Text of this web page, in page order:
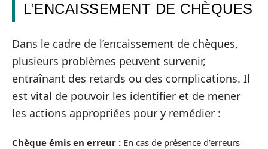
L’ENCAISSEMENT DE CHÈQUES
Dans le cadre de l’encaissement de chèques,
plusieurs problèmes peuvent survenir,
entraînant des retards ou des complications. Il
est vital de pouvoir les identifier et de mener
les actions appropriées pour y remédier :
Chèque émis en erreur : En cas de présence d’erreurs